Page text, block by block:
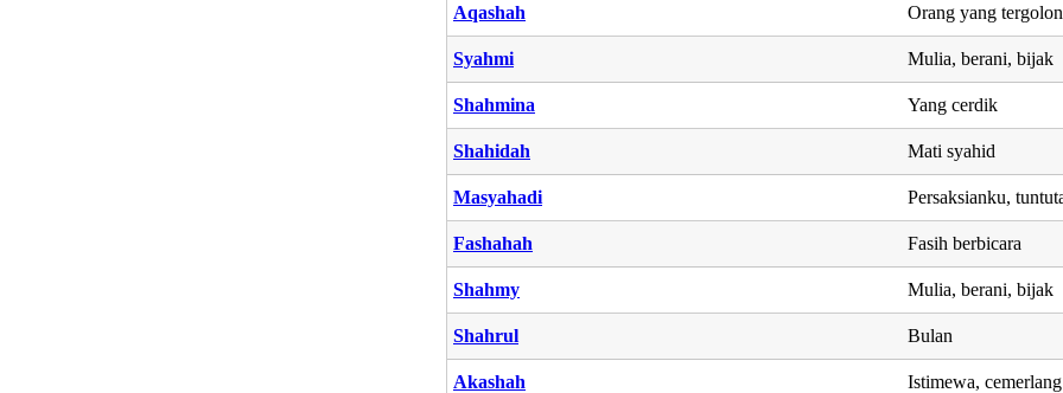
Aqashah Orang yang
Syahmi Mulia, berani, bijak
Shahmina Yang cerdik
Shahidah Mati syahid
Masyahadi Persaksianku,
Fashahah Fasih berbicara
Shahmy Mulia, berani, bijak
Shahrul Bulan
Akashah Istimewa, cemerlang